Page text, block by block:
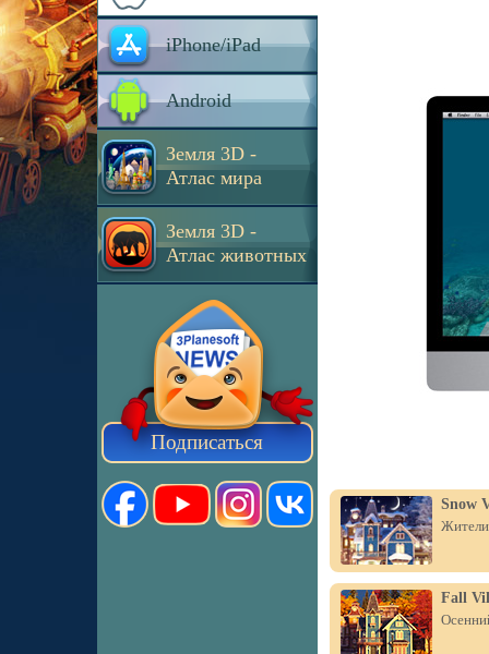
iPhone/iPad
Android
Земля 3D -
Атлас мира
Земля 3D -
Атлас животных
Подписаться
Snow
Жители
Fall